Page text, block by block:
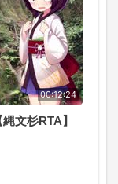
00:12:24
文杉RTA】